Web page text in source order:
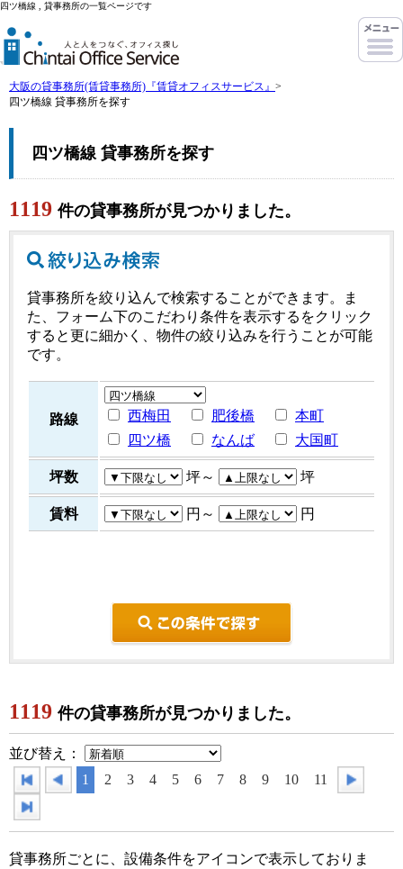
四ツ橋線 , 貸事務所の一覧ページです
大阪の貸事務所(賃貸事務所)『賃貸オフィスサービス』 >
四ツ橋線 貸事務所を探す
四ツ橋線 貸事務所を探す
1119 件の貸事務所が見つかりました。
貸事務所を絞り込んで検索することができます。ま
た、フォーム下のこだわり条件を表示するをクリック
すると更に細かく、物件の絞り込みを行うことが可能
です。
路線 西梅田 肥後橋
本町
四ツ橋
なんば 大国町
坪数 坪～ 坪
賃料 円～ 円
1119 件の貸事務所が見つかりました。
並び替え：
1
2 3 4 5 6 7 8 9 10 11
貸事務所ごとに、設備条件をアイコンで表示しておりま